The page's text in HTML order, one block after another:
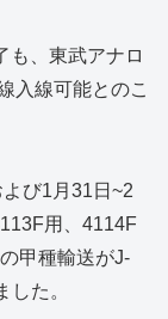
、東武アナロ
入線可能とのこ
び1月31日~2
用、4114F
甲種輸送がJ-
た。